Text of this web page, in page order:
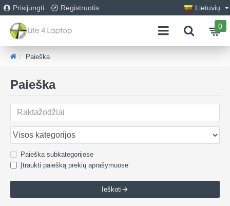
Prisijungti Registruotis Lietuvių
0
Paieška
Paieška
Paieška subkategorijose
Įtraukti paiešką prekių aprašymuose
Ieškoti